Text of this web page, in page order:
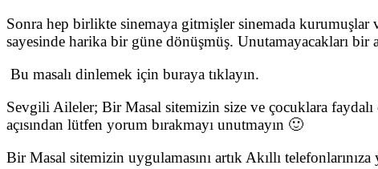
Sonra hep birlikte sinemaya gitmişler sinemada
sayesinde harika bir güne dönüşmüş. Unutamayacakları bir
Bu masalı dinlemek için buraya tıklayın.
Sevgili Aileler; Bir Masal sitemizin size ve çocuklara
açısından lütfen yorum bırakmayı unutmayın 🙂
Bir Masal sitemizin uygulamasını artık Akıllı